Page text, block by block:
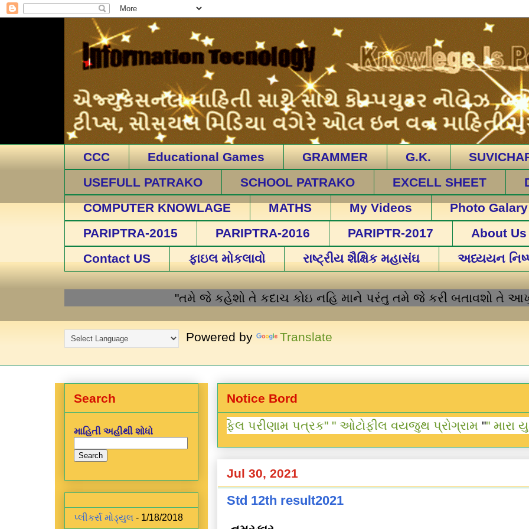
CCC Educational Games GRAMMER G.K.
USEFULL PATRAKO
SCHOOL PATRAKO EXCELL SHEET
COMPUTER KNOWLAGE
MATHS My Videos Photo Galary
PARIPTRA-2015
PARIPTRA-2016 PARIPTR-2017 About Us
Contact US
ફાઇલ મોકલાવો રાષ્ટ્રીય શૈક્ષિક મહાસંઘ અધ્યયન
"તમે જે કહેશો તે કદાચ કોઇ નહિ માને પરંતુ તમે જે કરી બતાવશો તે આખુ
Powered by Translate
Notice Bord
"ધોરણ 3 થી 8 ઓટોફિલ પરીણામ પત્રક" "ઓટોફીલ વયજુથ પ્રોગ્રામ"" મારા
Jul 30, 2021
Std 12th result2021
Search
માહિતી અહીથી શોધો
પ્લીકર્સ મોડ્યુલ- 1/18/2018